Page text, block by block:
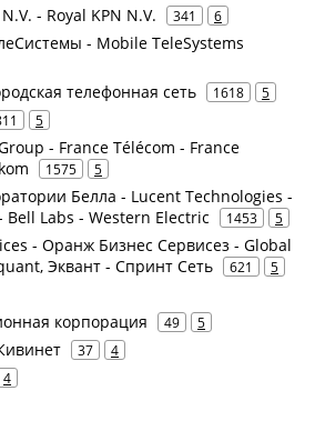
- Royal KPN N.V. 341 6
- Mobile TeleSystems
телефонная сеть 1618 5
5
- France Télécom - France
1575 5
Белла - Lucent Technologies -
Bell Labs - Western Electric
1453 5
- Оранж Бизнес Сервисез - Global
Эквант - Спринт Сеть
621 5
корпорация 49 5
37 4
4